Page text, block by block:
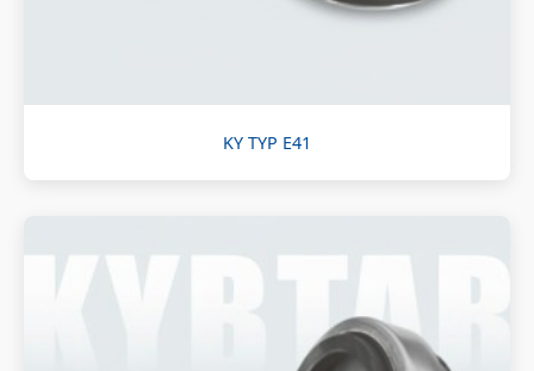
KY TYP E41